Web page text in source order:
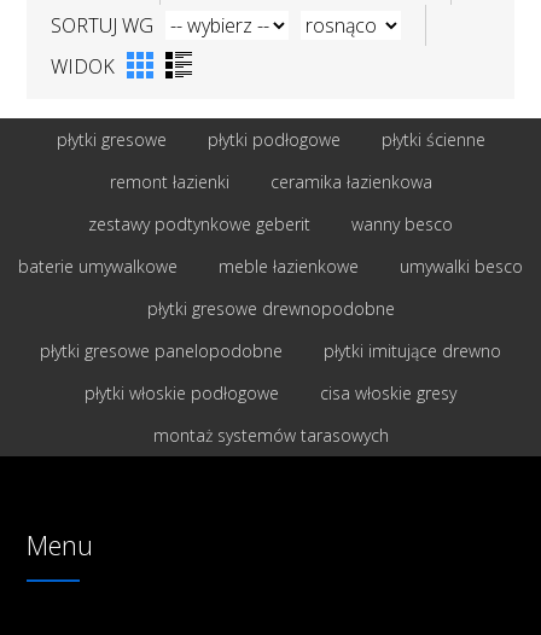
SORTUJ WG
WIDOK
płytki gresowe płytki podłogowe
płytki ścienne
remont łazienki
ceramika łazienkowa
zestawy podtynkowe geberit
wanny besco
baterie umywalkowe
meble łazienkowe
umywalki besco
płytki gresowe drewnopodobne
płytki gresowe panelopodobne
płytki imitujące drewno
płytki włoskie podłogowe
cisa włoskie gresy
montaż systemów tarasowych
Menu